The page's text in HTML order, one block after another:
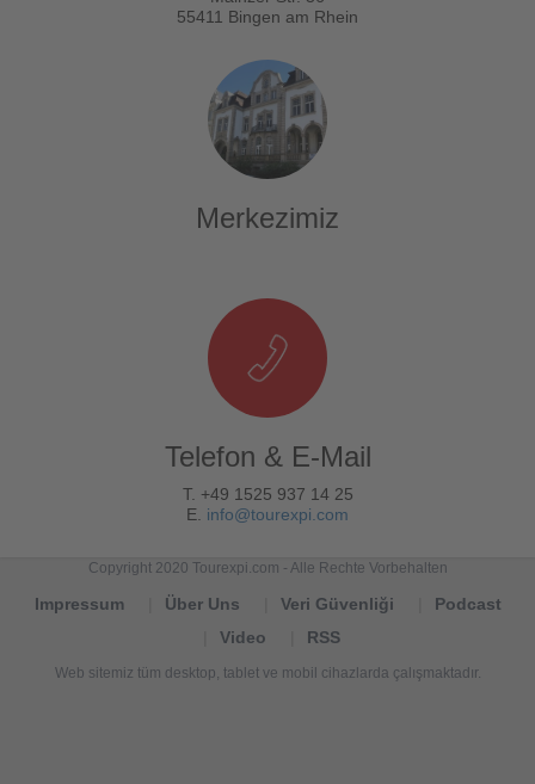
55411 Bingen am Rhein
Merkezimiz
Telefon & E-Mail
T. +49 1525 937 14 25
E. info@tourexpi.com
Copyright 2020 Tourexpi.com - Alle Rechte Vorbehalten
Impressum Über Uns Veri Güvenliği
Podcast
Video
RSS
Web sitemiz tüm desktop, tablet ve mobil cihazlarda çalışmaktadır.